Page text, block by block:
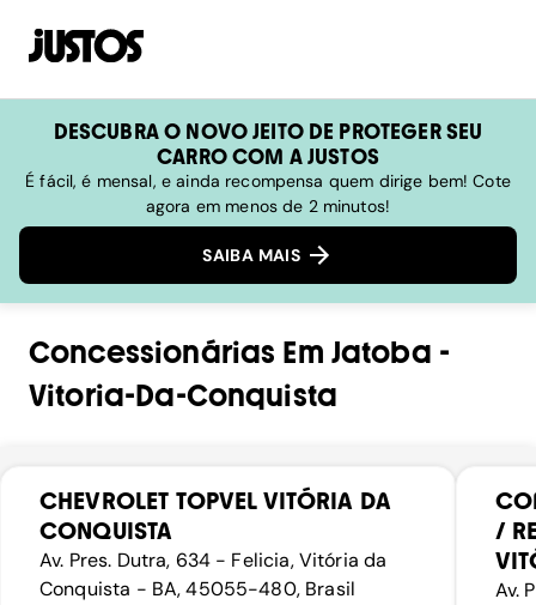
DESCUBRA O NOVO JEITO DE PROTEGER SEU
CARRO COM A JUSTOS
É fácil, é mensal, e ainda recompensa quem dirige bem! Cote
agora em menos de 2 minutos!
SAIBA MAIS
Concessionárias Em Jatoba -
Vitoria-Da-Conquista
CHEVROLET TOPVEL VITÓRIA DA
CONQUISTA
Av. Pres. Dutra, 634 - Felicia, Vitória da
Conquista - BA, 45055-480, Brasil
/
Av.